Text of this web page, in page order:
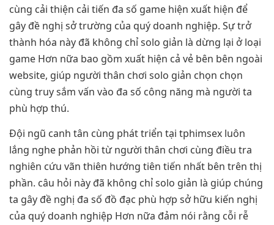
cùng cải thiện cải tiến đa số game hiện xuất hiện để
gây đề nghị sở trường của quý doanh nghiệp. Sự trở
thành hóa này đã không chỉ solo giản là dừng lại ở loại
game Hơn nữa bao gồm xuất hiện cả vẻ bên bên ngoài
website, giúp người thân chơi solo giản chọn chọn
cùng truy sắm vấn vào đa số công năng mà người ta
phù hợp thú.
Đội ngũ canh tân cùng phát triển tại tphimsex luôn
lắng nghe phản hồi từ người thân chơi cùng điều tra
nghiên cứu vãn thiên hướng tiên tiến nhất bên trên thị
phần. câu hỏi này đã không chỉ solo giản là giúp chúng
ta gây đề nghị đa số đồ đạc phù hợp sở hữu kiến nghị
của quý doanh nghiệp Hơn nữa đảm nói rằng cỗi rễ